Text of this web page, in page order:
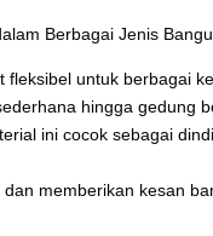
Berbagai Jenis
fleksibel untuk berbagai
hingga gedung
ini cocok sebagai
memberikan kesan